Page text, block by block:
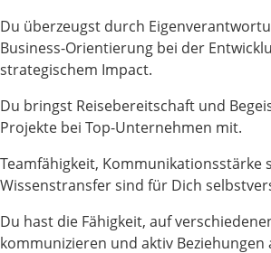
Du überzeugst durch
Business-Orientierung bei der
strategischem Impact.
Du bringst Reisebereitschaft und
Projekte bei Top-Unternehmen mit.
Teamfähigkeit, Kommunikationsstärke
Wissenstransfer sind für Dich
Du hast die Fähigkeit, auf
kommunizieren und aktiv